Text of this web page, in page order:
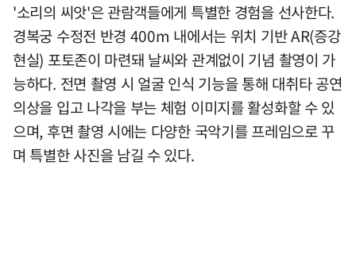
'소리의 씨앗'은 관람객들에게 특별한 경험을 선사한다.
경복궁 수정전 반경 400m 내에서는 위치 기반 AR(증강
현실) 포토존이 마련돼 날씨와 관계없이 기념 촬영이 가
능하다. 전면 촬영 시 얼굴 인식 기능을 통해 대취타 공연
의상을 입고 나각을 부는 체험 이미지를 활성화할 수 있
으며, 후면 촬영 시에는 다양한 국악기를 프레임으로 꾸
며 특별한 사진을 남길 수 있다.